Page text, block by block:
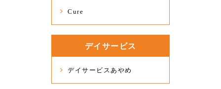
Cure
デイサービス
デイサービスあやめ